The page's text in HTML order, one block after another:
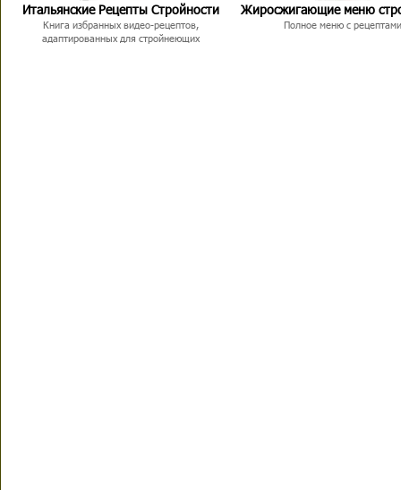
Итальянские Рецепты Стройности
Книга избранных видео-рецептов,
адаптированных для стройнеющих
Жиросжигающие меню
Полное меню с рецептами